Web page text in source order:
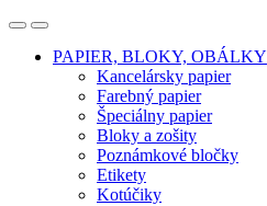
OpenClose
PAPIER, BLOKY, OBÁLKY
Kancelársky papier
Farebný papier
Špeciálny papier
Bloky a zošity
Poznámkové bločky
Etikety
Kotúčiky